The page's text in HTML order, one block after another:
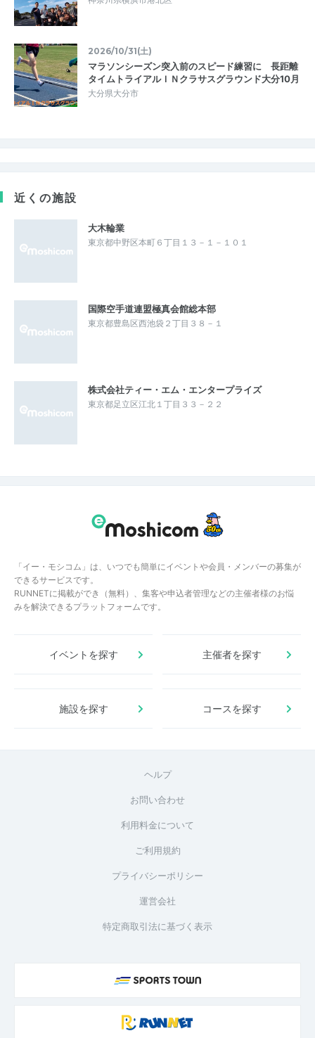
2026/10/31(土)
マラソンシーズン突入前のスピード練習に 長距離
タイムトライアルＩＮクラサスグラウンド大分10月
大分県大分市
近くの施設
大木輪業
東京都中野区本町６丁目１３－１－１０１
国際空手道連盟極真会館総本部
東京都豊島区西池袋２丁目３８－１
株式会社ティー・エム・エンタープライズ
東京都足立区江北１丁目３３－２２
「イー・モシコム」は、いつでも簡単にイベントや会員・メンバーの募集が
できるサービスです。
RUNNETに掲載ができ（無料）、集客や申込者管理などの主催者様のお悩
みを解決できるプラットフォームです。
イベントを探す 主催者を探す
施設を探す コースを探す
ヘルプ
お問い合わせ
利用料金について
ご利用規約
プライバシーポリシー
運営会社
特定商取引法に基づく表示